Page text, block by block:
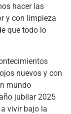
hacer las
y con limpieza
que todo lo
nuevos y con
mundo
jubilar 2025
vivir bajo la